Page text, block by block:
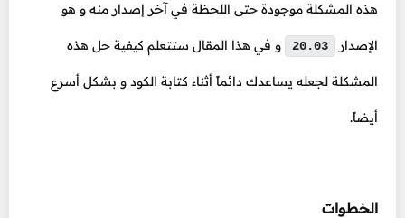
هذه المشكلة موجودة حتى اللحظة في آخر إصدار منه و هو
الإصدار 20.03 و في هذا المقال ستتعلم كيفية حل هذه
المشكلة لجعله يساعدك دائماً أثناء كتابة الكود و بشكل أسرع
أيضاً.
الخطوات